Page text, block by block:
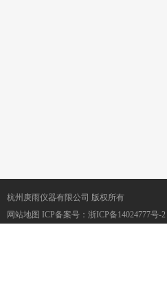
杭州庚雨仪器有限公司 版权所有
网站地图 ICP备案号： 浙ICP备14024777号-2